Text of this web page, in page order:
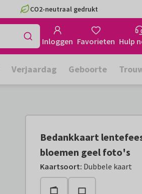
CO2-neutraal gedrukt
Inloggen Favorieten Hulp
Verjaardag Geboorte
Bedankkaart
bloemen geel foto's
Kaartsoort: Dubbele kaart